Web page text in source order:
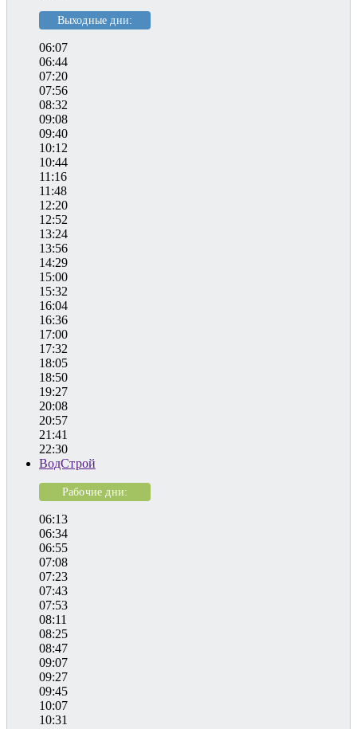
Выходные дни:
06:07
06:44
07:20
07:56
08:32
09:08
09:40
10:12
10:44
11:16
11:48
12:20
12:52
13:24
13:56
14:29
15:00
15:32
16:04
16:36
17:00
17:32
18:05
18:50
19:27
20:08
20:57
21:41
22:30
ВодСтрой
Рабочие дни:
06:13
06:34
06:55
07:08
07:23
07:43
07:53
08:11
08:25
08:47
09:07
09:27
09:45
10:07
10:31